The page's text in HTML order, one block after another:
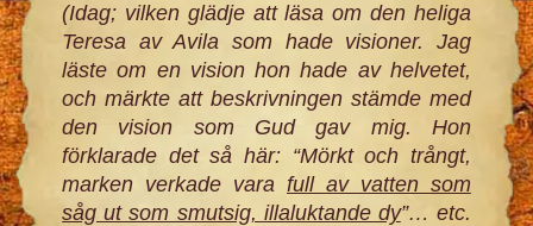
(Idag; vilken glädje att läsa om den heliga
Teresa av Avila som hade visioner. Jag
läste om en vision hon hade av helvetet,
och märkte att beskrivningen stämde med
den vision som Gud gav mig. Hon
förklarade det så här: “Mörkt och trångt,
marken verkade vara full av vatten som
såg ut som smutsig, illaluktande dy”… etc.